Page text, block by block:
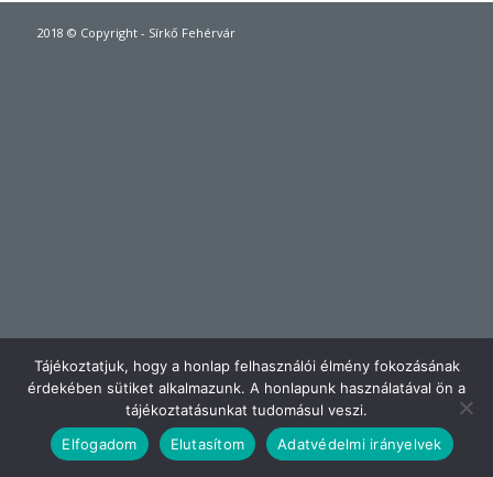
2018 © Copyright - Sírkő Fehérvár
Tájékoztatjuk, hogy a honlap felhasználói élmény fokozásának
érdekében sütiket alkalmazunk. A honlapunk használatával ön a
tájékoztatásunkat tudomásul veszi.
Elfogadom
Elutasítom Adatvédelmi irányelvek